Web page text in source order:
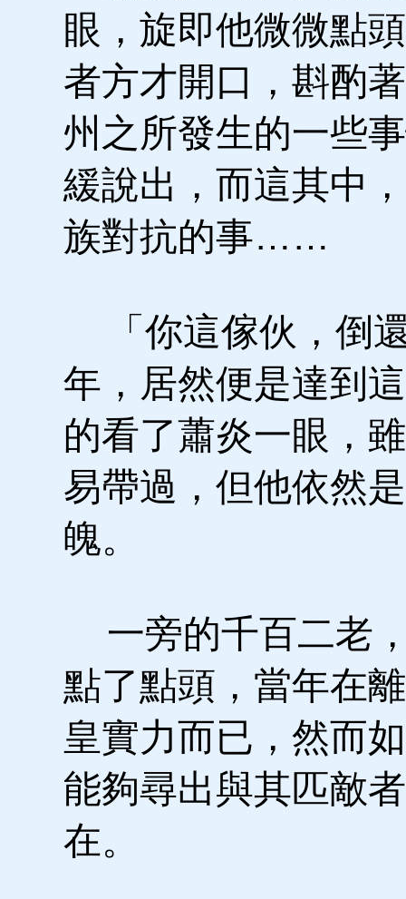
眼，旋即他微微點
者方才開口，斟酌
州之所發生的一些
緩說出，而這其中
族對抗的事……
「你這傢伙，倒
年，居然便是達到
的看了蕭炎一眼，
易帶過，但他依然
魄。
一旁的千百二老
點了點頭，當年在
皇實力而已，然而
能夠尋出與其匹敵
在。